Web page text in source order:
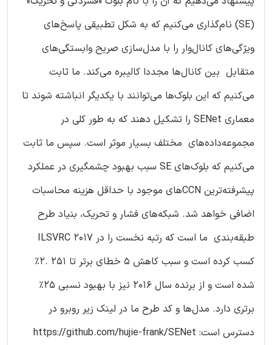
(SE) نام‌گذاری می‌کنیم که به شکل تطبیقی پاسخ‌های
ویژگی‌های کانال‌وار را با مدل‌سازی صریح وابستگی‌های
متقابل بین کانال‌ها مجددا کالیبره می‌کند. ما ثابت
می‌کنیم که این بلوک‌ها می‌توانند با یکدیگر انباشته شوند تا
معماری SENet را تشکیل دهند که به طور کلی در
مجموعه‌داده‌های مختلف بسیار موثر است. سپس ما ثابت
می‌کنیم که بلوک‌های SE سبب بهبود چشمگیری در عملکرد
پیشرفته‌ترین CCNهای موجود با حداقل هزینه محاسبات
اضافی خواهد شد. شبکه‌های فشار و تحریک، بنیاد طرح
طبقه‌بندی ما است که رتبه نخست را در ILSVRC 2017
کسب کرده است و سبب کاهش 5 خطای برتر تا 251 .2%
شده است و از برنده سال 2016 نیز با بهبود نسبی 25%
برتری دارد. مدل‌ها و کد طرح ما در لینک زیر روبرو در
دسترس است: https://github.com/hujie-frank/SENet